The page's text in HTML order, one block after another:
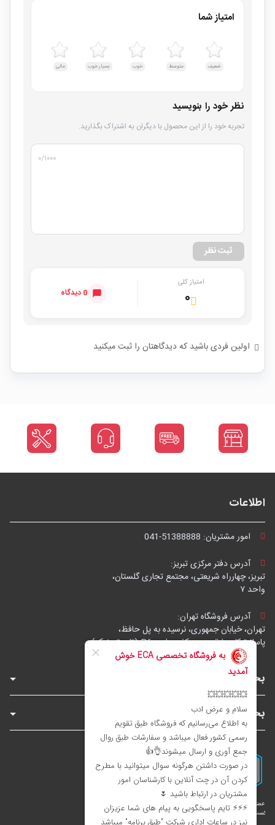
امتیاز شما
ضعیف متوسط خوب بسیار خوب عالی
نظر خود را بنویسید
تجربه خود را از این محصول با دیگران به اشتراک بگذارید.
۰/۱۰۰۰
ثبت نظر
امتیاز کلی
۰ 0 دیدگاه
اولین فردی باشید که دیدگاهتان را ثبت میکنید
اطلاعات
امور مشتریان: 041-51388888
آدرس دفتر مرکزی تبریز:
تبریز، چهارراه شریعتی، مجتمع تجاری گلستان،
واحد ۷
آدرس فروشگاه تهران:
تهران، خیابان جمهوری، نرسیده به پل حافظ،
پاساژ توکل، طبقه زیرهمکف، واحد B6 (تاپ ترونیک)
بخش‌های فروشگاه
بخش‌های سایت